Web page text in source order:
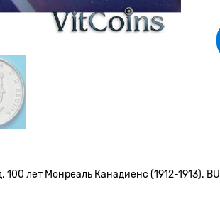
лет Монреаль Канадиенс (1912-1913). BU